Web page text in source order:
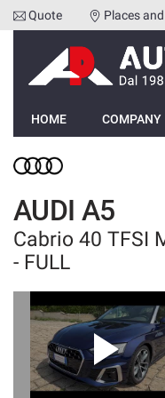
HOME
COMPANY
OUR SERVICES
VEHICLES LIST
SELL YOUR CAR
Quote Places
HOME COMPANY
AUDI A5
Cabrio 40 TFSI
- FULL
Your
consent
preferences
following
panel
allows
you
express
your
consent
preferences
tracking
technologies
we
adopt
to